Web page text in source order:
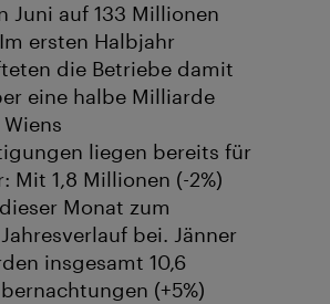
Juni auf 133 Millionen
ersten Halbjahr
die Betriebe damit
eine halbe Milliarde
Wiens
liegen bereits für
Mit 1,8 Millionen (-2%)
Monat zum
bei. Jänner
insgesamt 10,6
(+5%)